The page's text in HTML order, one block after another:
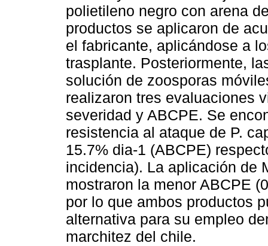
polietileno negro con arena
productos se aplicaron de
el fabricante, aplicándose a
trasplante. Posteriormente,
solución de zoosporas
realizaron tres evaluaciones
severidad y ABCPE. Se
resistencia al ataque de P.
15.7% dia-1 (ABCPE)
incidencia). La aplicación de
mostraron la menor ABCPE
por lo que ambos productos
alternativa para su empleo
marchitez del chile.